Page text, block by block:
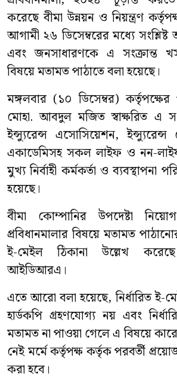
করেছে বীমা উন্নয়ন ও নিয়ন্ত্রণ
আগামী ২৬ ডিসেম্বরের মধ্যে
এবং জনসাধারণকে এ সংক্রান্ত
বিষয়ে মতামত পাঠাতে বলা হয়েছে।
মঙ্গলবার (১০ ডিসেম্বর)
মোহা. আবদুল মজিত স্বাক্ষরিত এ
ইন্স্যুরেন্স এসোসিয়েশন, ইন্স্যুরেন্স
একাডেমিসহ সকল লাইফ ও নন-
মুখ্য নির্বাহী কর্মকর্তা ও ব্যবস্থাপনা
হয়েছে।
বীমা কোম্পানির উপদেষ্টা
প্রবিধানমালার বিষয়ে মতামত
ই-মেইল ঠিকানা উল্লেখ করেছে
আইডিআরএ।
এতে আরো বলা হয়েছে, নির্ধারিত ই-
হার্ডকপি গ্রহণযোগ্য নয় এবং
মতামত না পাওয়া গেলে এ বিষয়ে
নেই মর্মে কর্তৃপক্ষ কর্তৃক পরবর্তী
করা হবে।